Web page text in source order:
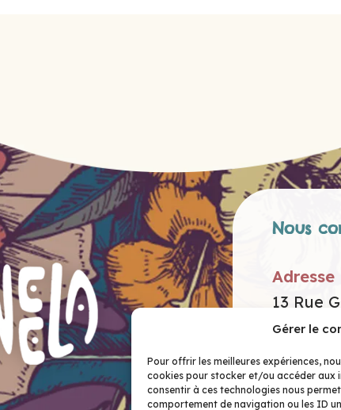
Gérer le
Pour offrir les meilleures expériences,
cookies pour stocker et/ou accéder aux
consentir à ces technologies nous
comportement de navigation ou les ID
Nous
Adresse
13 Rue
73200
07 66 13